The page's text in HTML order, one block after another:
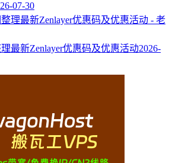
07-30
最新Zenlayer优惠码及优惠活动2026-